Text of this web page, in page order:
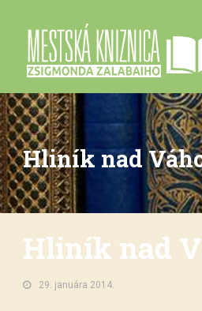
Hliník nad
Hliník nad
29. januára 2014.